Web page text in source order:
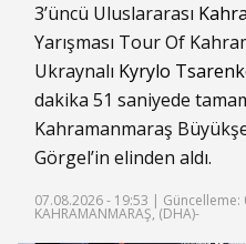
3’üncü Uluslararası
Yarışması Tour Of
Ukraynalı Kyrylo
dakika 51 saniyede
Kahramanmaraş
Görgel’in elinden aldı.
07.08.2026 - 19:53 | Güncelleme:
KAHRAMANMARAŞ, (DHA)-